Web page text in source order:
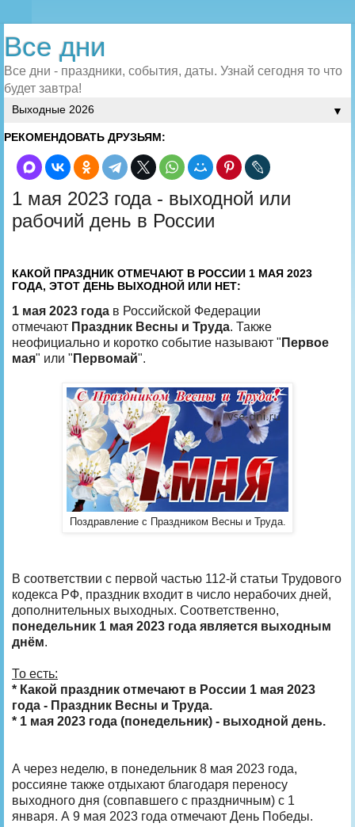
Все дни
Все дни - праздники, события, даты. Узнай сегодня то что
будет завтра!
▼
РЕКОМЕНДОВАТЬ ДРУЗЬЯМ:
1 мая 2023 года - выходной или
рабочий день в России
КАКОЙ ПРАЗДНИК ОТМЕЧАЮТ В РОССИИ 1 МАЯ 2023
ГОДА, ЭТОТ ДЕНЬ ВЫХОДНОЙ ИЛИ НЕТ:
1 мая 2023 года в Российской Федерации
отмечают Праздник Весны и Труда. Также
неофициально и коротко событие называют " Первое
мая" или " Первомай".
Поздравление с Праздником Весны и Труда.
В соответствии с первой частью 112-й статьи Трудового
кодекса РФ, праздник входит в число нерабочих дней,
дополнительных выходных. Соответственно,
понедельник 1 мая 2023 года является выходным
днём.
То есть:
* Какой праздник отмечают в России 1 мая 2023
года - Праздник Весны и Труда.
* 1 мая 2023 года (понедельник) - выходной день.
А через неделю, в понедельник 8 мая 2023 года,
россияне также отдыхают благодаря переносу
выходного дня (совпавшего с праздничным) с 1
января. А 9 мая 2023 года отмечают День Победы.